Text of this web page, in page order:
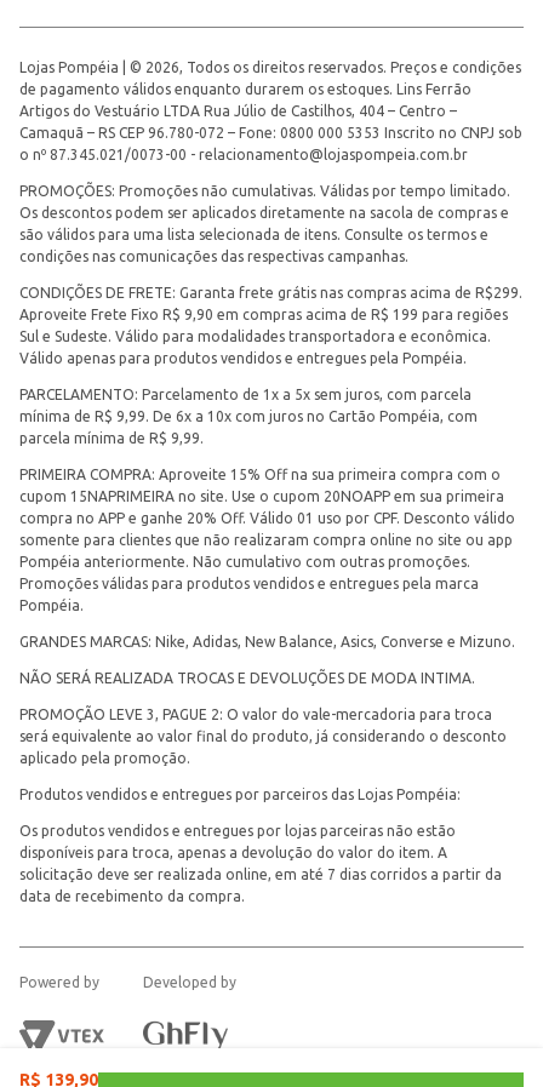
R$ 139,90
Lojas Pompéia | © 2026, Todos os direitos reservados. Preços e condições
de pagamento válidos enquanto durarem os estoques. Lins Ferrão
Artigos do Vestuário LTDA Rua Júlio de Castilhos, 404 – Centro –
Camaquã – RS CEP 96.780-072 – Fone: 0800 000 5353 Inscrito no CNPJ sob
o nº 87.345.021/0073-00 - relacionamento@lojaspompeia.com.br
PROMOÇÕES: Promoções não cumulativas. Válidas por tempo limitado.
Os descontos podem ser aplicados diretamente na sacola de compras e
são válidos para uma lista selecionada de itens. Consulte os termos e
condições nas comunicações das respectivas campanhas.
CONDIÇÕES DE FRETE: Garanta frete grátis nas compras acima de R$299.
Aproveite Frete Fixo R$ 9,90 em compras acima de R$ 199 para regiões
Sul e Sudeste. Válido para modalidades transportadora e econômica.
Válido apenas para produtos vendidos e entregues pela Pompéia.
PARCELAMENTO: Parcelamento de 1x a 5x sem juros, com parcela
mínima de R$ 9,99. De 6x a 10x com juros no Cartão Pompéia, com
parcela mínima de R$ 9,99.
PRIMEIRA COMPRA: Aproveite 15% Off na sua primeira compra com o
cupom 15NAPRIMEIRA no site. Use o cupom 20NOAPP em sua primeira
compra no APP e ganhe 20% Off. Válido 01 uso por CPF. Desconto válido
somente para clientes que não realizaram compra online no site ou app
Pompéia anteriormente. Não cumulativo com outras promoções.
Promoções válidas para produtos vendidos e entregues pela marca
Pompéia.
GRANDES MARCAS: Nike, Adidas, New Balance, Asics, Converse e Mizuno.
NÃO SERÁ REALIZADA TROCAS E DEVOLUÇÕES DE MODA INTIMA.
PROMOÇÃO LEVE 3, PAGUE 2: O valor do vale-mercadoria para troca
será equivalente ao valor final do produto, já considerando o desconto
aplicado pela promoção.
Produtos vendidos e entregues por parceiros das Lojas Pompéia:
Os produtos vendidos e entregues por lojas parceiras não estão
disponíveis para troca, apenas a devolução do valor do item. A
solicitação deve ser realizada online, em até 7 dias corridos a partir da
data de recebimento da compra.
Powered by Developed by